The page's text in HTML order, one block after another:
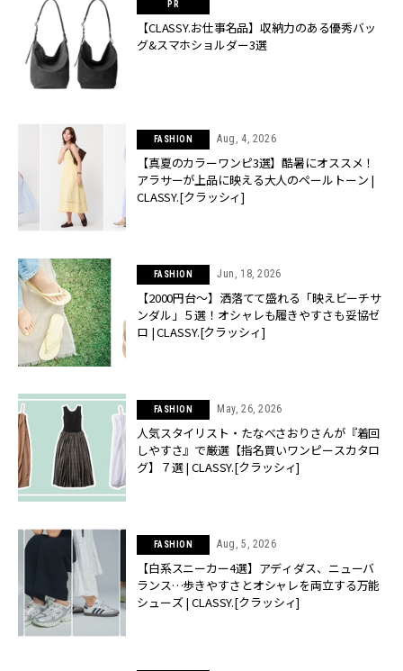
【CLASSY.お仕事名品】収納力のある優秀バッ
グ&スマホショルダー3選
FASHION Aug, 4, 2026
【真夏のカラーワンピ3選】酷暑にオススメ！
アラサーが上品に映える大人のペールトーン |
CLASSY.[クラッシィ]
FASHION Jun, 18, 2026
【2000円台〜】洒落てて盛れる「映えビーチサ
ンダル」５選！オシャレも履きやすさも妥協ゼ
ロ | CLASSY.[クラッシィ]
FASHION May, 26, 2026
人気スタイリスト・たなべさおりさんが『着回
しやすさ』で厳選【指名買いワンピースカタロ
グ】７選 | CLASSY.[クラッシィ]
FASHION Aug, 5, 2026
【白系スニーカー4選】アディダス、ニューバ
ランス…歩きやすさとオシャレを両立する万能
シューズ | CLASSY.[クラッシィ]